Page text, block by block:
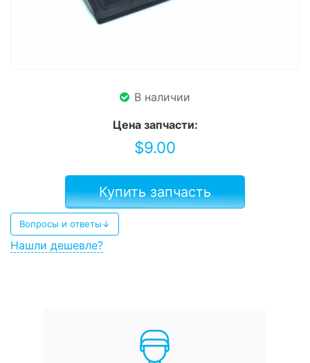
В наличии
Цена запчасти:
$9.00
Купить запчасть
Вопросы и ответы↓
Нашли дешевле?